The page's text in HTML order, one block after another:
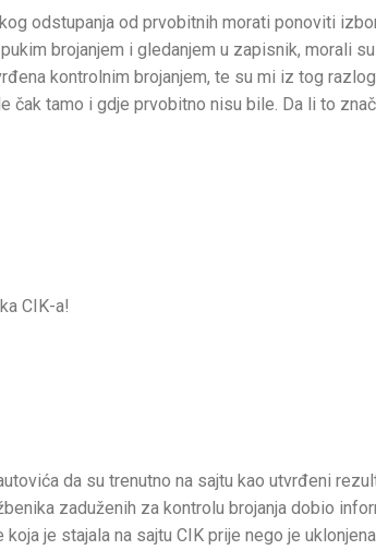
odstupanja od prvobitnih morati ponoviti
brojanjem i gledanjem u zapisnik, morali
kontrolnim brojanjem, te su mi iz tog
čak tamo i gdje prvobitno nisu bile. Da li to
CIK-a!
da su trenutno na sajtu kao utvrđeni
zaduženih za kontrolu brojanja dobio
je stajala na sajtu CIK prije nego je